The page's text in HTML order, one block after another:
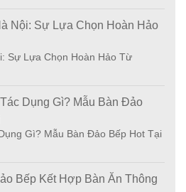
Sự Lựa Chọn Hoàn Hảo Từ
Gì? Mẫu Bàn Đảo Bếp Hot Tại